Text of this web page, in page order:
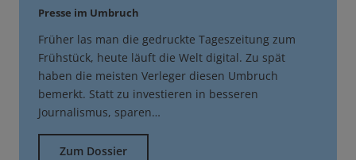
Presse im Umbruch
Früher las man die gedruckte Tageszeitung zum
Frühstück, heute läuft die Welt digital. Zu spät
haben die meisten Verleger diesen Umbruch
bemerkt. Statt zu investieren in besseren
Journalismus, sparen…
Zum Dossier